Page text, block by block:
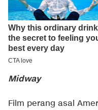
Midway
Film perang asal